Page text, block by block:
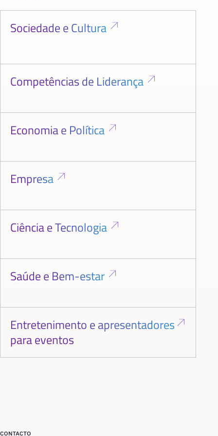
Sociedade e Cultura
Competências de Liderança
Economia e Política
Empresa
Ciência e Tecnologia
Saúde e Bem-estar
Entretenimento e apresentadores
para eventos
CONTACTO